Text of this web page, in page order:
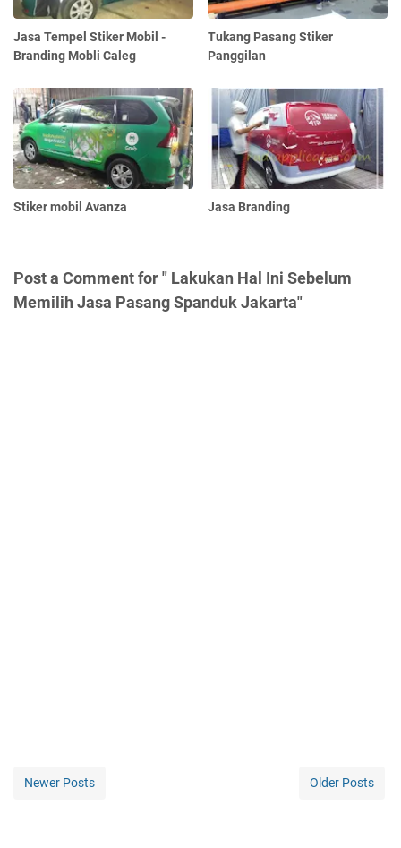
Jasa Tempel Stiker Mobil -
Branding Mobli Caleg
Tukang Pasang Stiker
Panggilan
Stiker mobil Avanza Jasa Branding
Post a Comment for " Lakukan Hal Ini Sebelum
Memilih Jasa Pasang Spanduk Jakarta"
Newer Posts Older Posts